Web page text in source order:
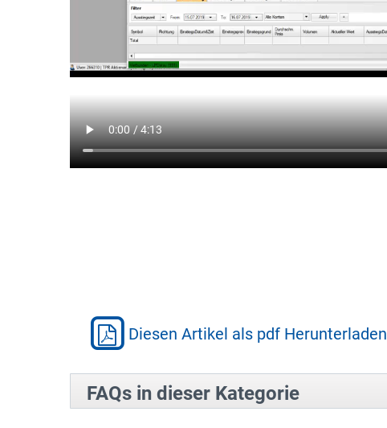
Diesen Artikel als pdf Herunterladen
FAQs in dieser Kategorie